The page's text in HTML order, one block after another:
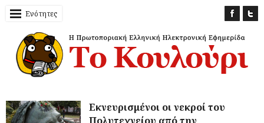
Ενότητες
Εκνευρισμένοι οι νεκροί του